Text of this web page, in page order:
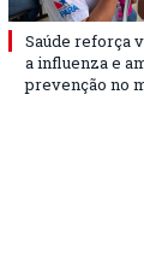
Saúde reforça
a influenza e
prevenção no